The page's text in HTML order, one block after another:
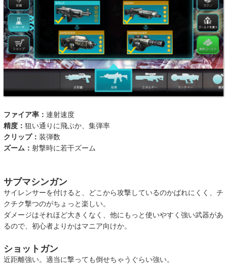
ファイア率： 連射速度
精度： 狙い通りに飛ぶか、集弾率
クリップ： 装弾数
ズーム： 射撃時に若干ズーム
サブマシンガン
サイレンサーを付けると、どこから攻撃しているのかばれにくく、チ
クチク撃つのがちょっと楽しい。
ダメージはそれほど大きくなく、他にもっと使いやすく強い武器があ
るので、初心者よりかはマニア向けか。
ショットガン
近距離強い。適当に撃っても倒せちゃうぐらい強い。